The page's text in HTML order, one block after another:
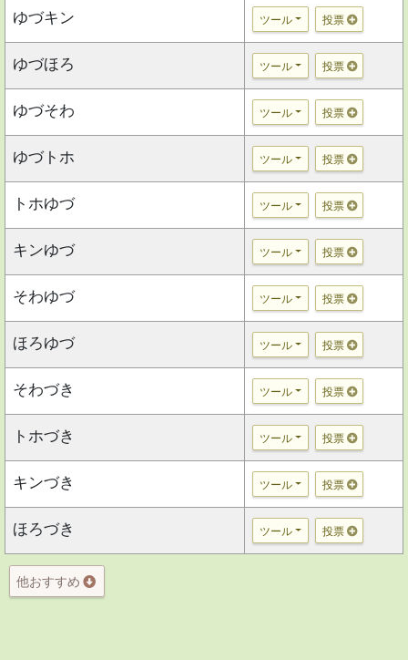
ゆづキン ツール 投票
ゆづほろ ツール 投票
ゆづそわ ツール 投票
ゆづトホ ツール 投票
トホゆづ ツール 投票
キンゆづ ツール 投票
そわゆづ ツール 投票
ほろゆづ ツール 投票
そわづき ツール 投票
トホづき ツール 投票
キンづき ツール 投票
ほろづき ツール 投票
他おすすめ